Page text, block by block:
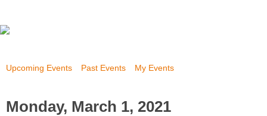
Upcoming Events Past Events My Events
Monday, March 1, 2021